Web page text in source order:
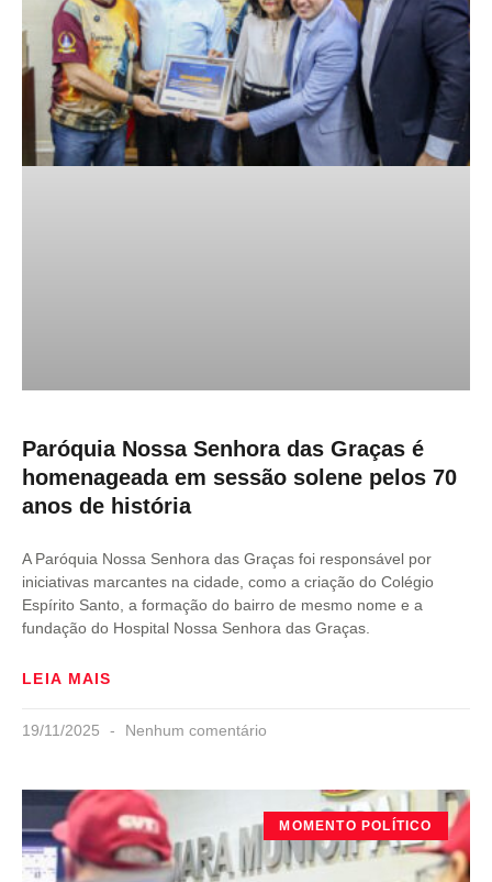
Paróquia Nossa Senhora das Graças é
homenageada em sessão solene pelos 70
anos de história
A Paróquia Nossa Senhora das Graças foi responsável por
iniciativas marcantes na cidade, como a criação do Colégio
Espírito Santo, a formação do bairro de mesmo nome e a
fundação do Hospital Nossa Senhora das Graças.
LEIA MAIS
19/11/2025 Nenhum comentário
MOMENTO POLÍTICO